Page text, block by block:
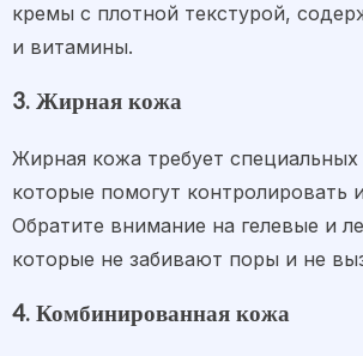
кремы с плотной текстурой,
и витамины.
3. Жирная кожа
Жирная кожа требует специальных
которые помогут контролировать
Обратите внимание на гелевые и
которые не забивают поры и не
4. Комбинированная кожа